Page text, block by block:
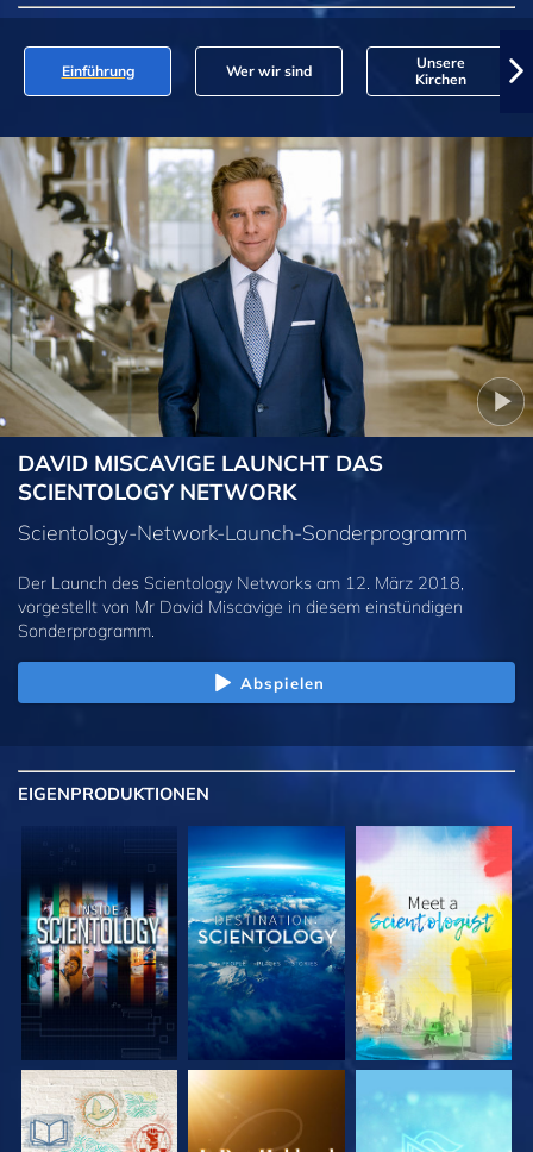
Einführung Wer wir sind
Unsere
Kirchen
DAVID MISCAVIGE LAUNCHT DAS
SCIENTOLOGY NETWORK
Scientology-Network-Launch-Sonderprogramm
Der Launch des Scientology Networks am 12. März 2018,
vorgestellt von Mr David Miscavige in diesem einstündigen
Sonderprogramm.
Abspielen
EIGENPRODUKTIONEN
SERIE SERIE SERIE